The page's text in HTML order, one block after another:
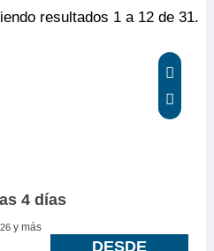
resultados 1 a 12 de 31.
DESDE
4 días
y más